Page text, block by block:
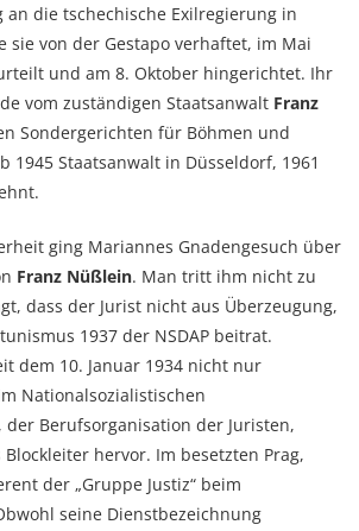
an die tschechische Exilregierung in
sie von der Gestapo verhaftet, im Mai
und am 8. Oktober hingerichtet. Ihr
vom zuständigen Staatsanwalt Franz
Sondergerichten für Böhmen und
1945 Staatsanwalt in Düsseldorf, 1961
ging Mariannes Gnadengesuch über
Franz Nüßlein. Man tritt ihm nicht zu
dass der Jurist nicht aus Überzeugung,
1937 der NSDAP beitrat.
dem 10. Januar 1934 nicht nur
Nationalsozialistischen
Berufsorganisation der Juristen,
hervor. Im besetzten Prag,
der „Gruppe Justiz“ beim
seine Dienstbezeichnung